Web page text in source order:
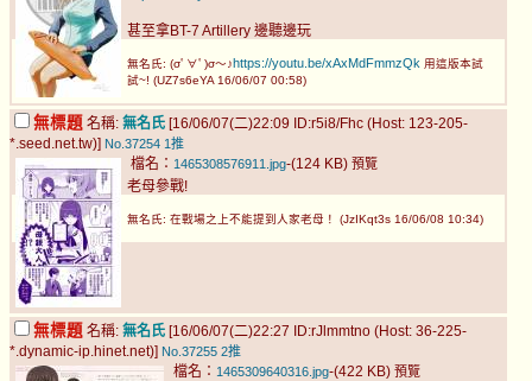
甚至拿BT-7 Artillery 邊聽邊玩
無名氏: (σﾟ∀ﾟ)σ～♪https://youtu.be/xAxMdFmmzQk 用這版本試
試~! (UZ7s6eYA 16/06/07 00:58)
無標題 名稱: 無名氏 [16/06/07(二)22:09 ID:r5i8/Fhc (Host: 123-205-
*.seed.net.tw)] No.37254 1推
檔名： 1465308576911.jpg-(124 KB) 預覽
老母參戰!
無名氏: 在戰場之上不能提到人家老母！ (JzIKqt3s 16/06/08 10:34)
無標題 名稱: 無名氏 [16/06/07(二)22:27 ID:rJlmmtno (Host: 36-225-
*.dynamic-ip.hinet.net)] No.37255 2推
檔名： 1465309640316.jpg-(422 KB) 預覽